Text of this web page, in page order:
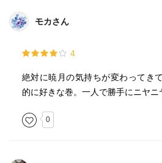
モカさん
4
絶対に暁月の気持ちが変わってき
的に好きな巻。一人で勝手にニヤニ
0